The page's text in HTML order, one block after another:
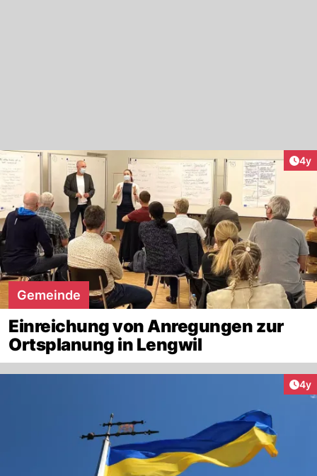
4y
Gemeinde
Einreichung von Anregungen zur
Ortsplanung in Lengwil
4y